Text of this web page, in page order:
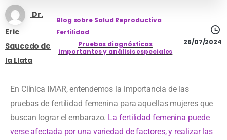
Dr.
Eric
Saucedo de
la Llata
Blog sobre Salud Reproductiva
Fertilidad
Pruebas diagnósticas
importantes y análisis especiales
26/07/2024
En Clínica IMAR, entendemos la importancia de las
pruebas de fertilidad femenina para aquellas mujeres que
buscan lograr el embarazo. La fertilidad femenina puede
verse afectada por una variedad de factores, y realizar las